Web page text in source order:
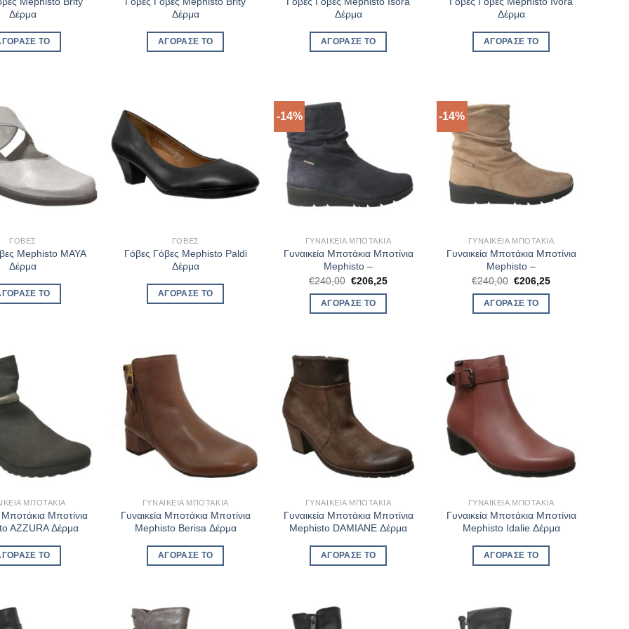
Δέρμα
ΤΟ
Δέρμα
ΑΓΌΡΑΣΈ ΤΟ
Δέρμα
ΑΓΌΡΑΣΈ ΤΟ
Δέρμα
ΑΓΌΡΑΣΈ ΤΟ
ΓΌΒΕΣ
Mephisto MAYA
Δέρμα
ΤΟ
ΓΌΒΕΣ
Γόβες Γόβες Mephisto Paldi
Δέρμα
ΑΓΌΡΑΣΈ ΤΟ
-14%
ΓΥΝΑΙΚΕΊΑ ΜΠΟΤΆΚΙΑ
Γυναικεία Μποτάκια Μποτίνια
Mephisto –
€240,00 Original
was:
€240,00.
€206,25Η
ΑΓΌΡΑΣΈ ΤΟ
-14%
ΓΥΝΑΙΚΕΊΑ ΜΠΟΤΆΚΙΑ
Γυναικεία Μποτάκια Μποτίνια
Mephisto –
€240,00 Original
was:
€240,00.
€206,25Η
ΑΓΌΡΑΣΈ ΤΟ
ΜΠΟΤΆΚΙΑ
Μποτάκια Μποτίνια
AZZURA Δέρμα
ΤΟ
ΓΥΝΑΙΚΕΊΑ ΜΠΟΤΆΚΙΑ
Γυναικεία Μποτάκια Μποτίνια
Mephisto Berisa Δέρμα
ΑΓΌΡΑΣΈ ΤΟ
ΓΥΝΑΙΚΕΊΑ ΜΠΟΤΆΚΙΑ
Γυναικεία Μποτάκια Μποτίνια
Mephisto DAMIANE Δέρμα
ΑΓΌΡΑΣΈ ΤΟ
ΓΥΝΑΙΚΕΊΑ ΜΠΟΤΆΚΙΑ
Γυναικεία Μποτάκια Μποτίνια
Mephisto Idalie Δέρμα
ΑΓΌΡΑΣΈ ΤΟ